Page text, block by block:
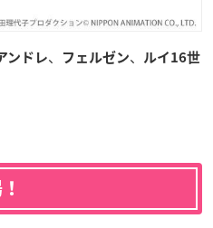
ンドレ、 フェルゼン、 ルイ16世